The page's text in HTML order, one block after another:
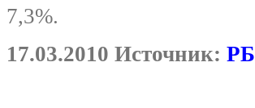
7,3%.
17.03.2010 Источник: